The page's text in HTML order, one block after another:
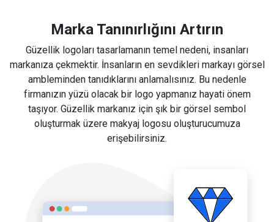
Marka Tanınırlığını Artırın
Güzellik logoları tasarlamanın temel nedeni, insanları
markanıza çekmektir. İnsanların en sevdikleri markayı görsel
ambleminden tanıdıklarını anlamalısınız. Bu nedenle
firmanızın yüzü olacak bir logo yapmanız hayati önem
taşıyor. Güzellik markanız için şık bir görsel sembol
oluşturmak üzere makyaj logosu oluşturucumuza
erişebilirsiniz.